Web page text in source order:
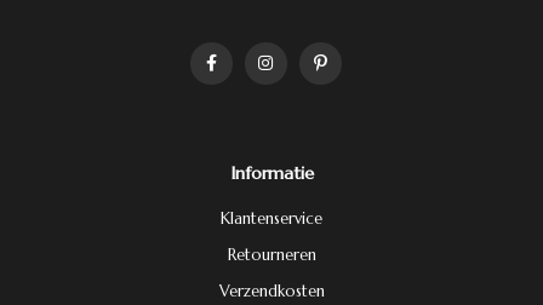
Informatie
Klantenservice
Retourneren
Verzendkosten